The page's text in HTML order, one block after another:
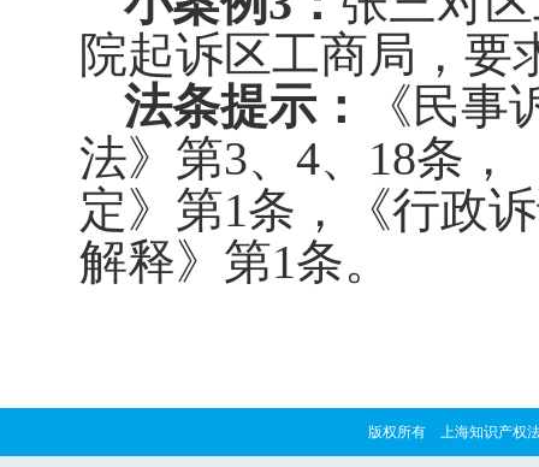
院起诉区工商局，要
法条提示：
《民事
法》第3、 4、 18条，
定》第1条，《行政
解释》第1条。
版权所有 上海知识产权法